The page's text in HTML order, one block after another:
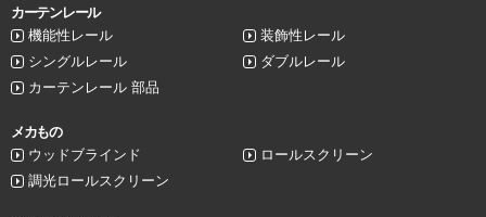
カーテンレール
機能性レール
装飾性レール
シングルレール
ダブルレール
カーテンレール 部品
メカもの
ウッドブラインド
ロールスクリーン
調光ロールスクリーン